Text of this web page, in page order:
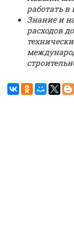
работать в
Знание и
расходов